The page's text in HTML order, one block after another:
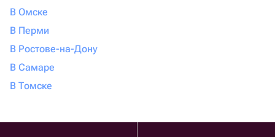
В Омске
В Перми
В Ростове-на-Дону
В Самаре
В Томске